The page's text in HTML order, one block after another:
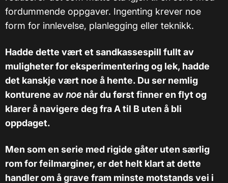
fordummende oppgaver. Ingenting krever noe
form for innlevelse, planlegging eller teknikk.
Hadde dette vært et sandkassespill fullt av
muligheter for eksperimentering og lek, hadde
det kanskje vært noe å hente. Du ser nemlig
konturene avnoe når du først finner en flyt og
klarer å navigere deg fra A til B uten å bli
oppdaget.
Men som en serie med rigide gåter uten særlig
rom for feilmarginer, er det helt klart at dette
handler om å grave fram minste motstands vei i